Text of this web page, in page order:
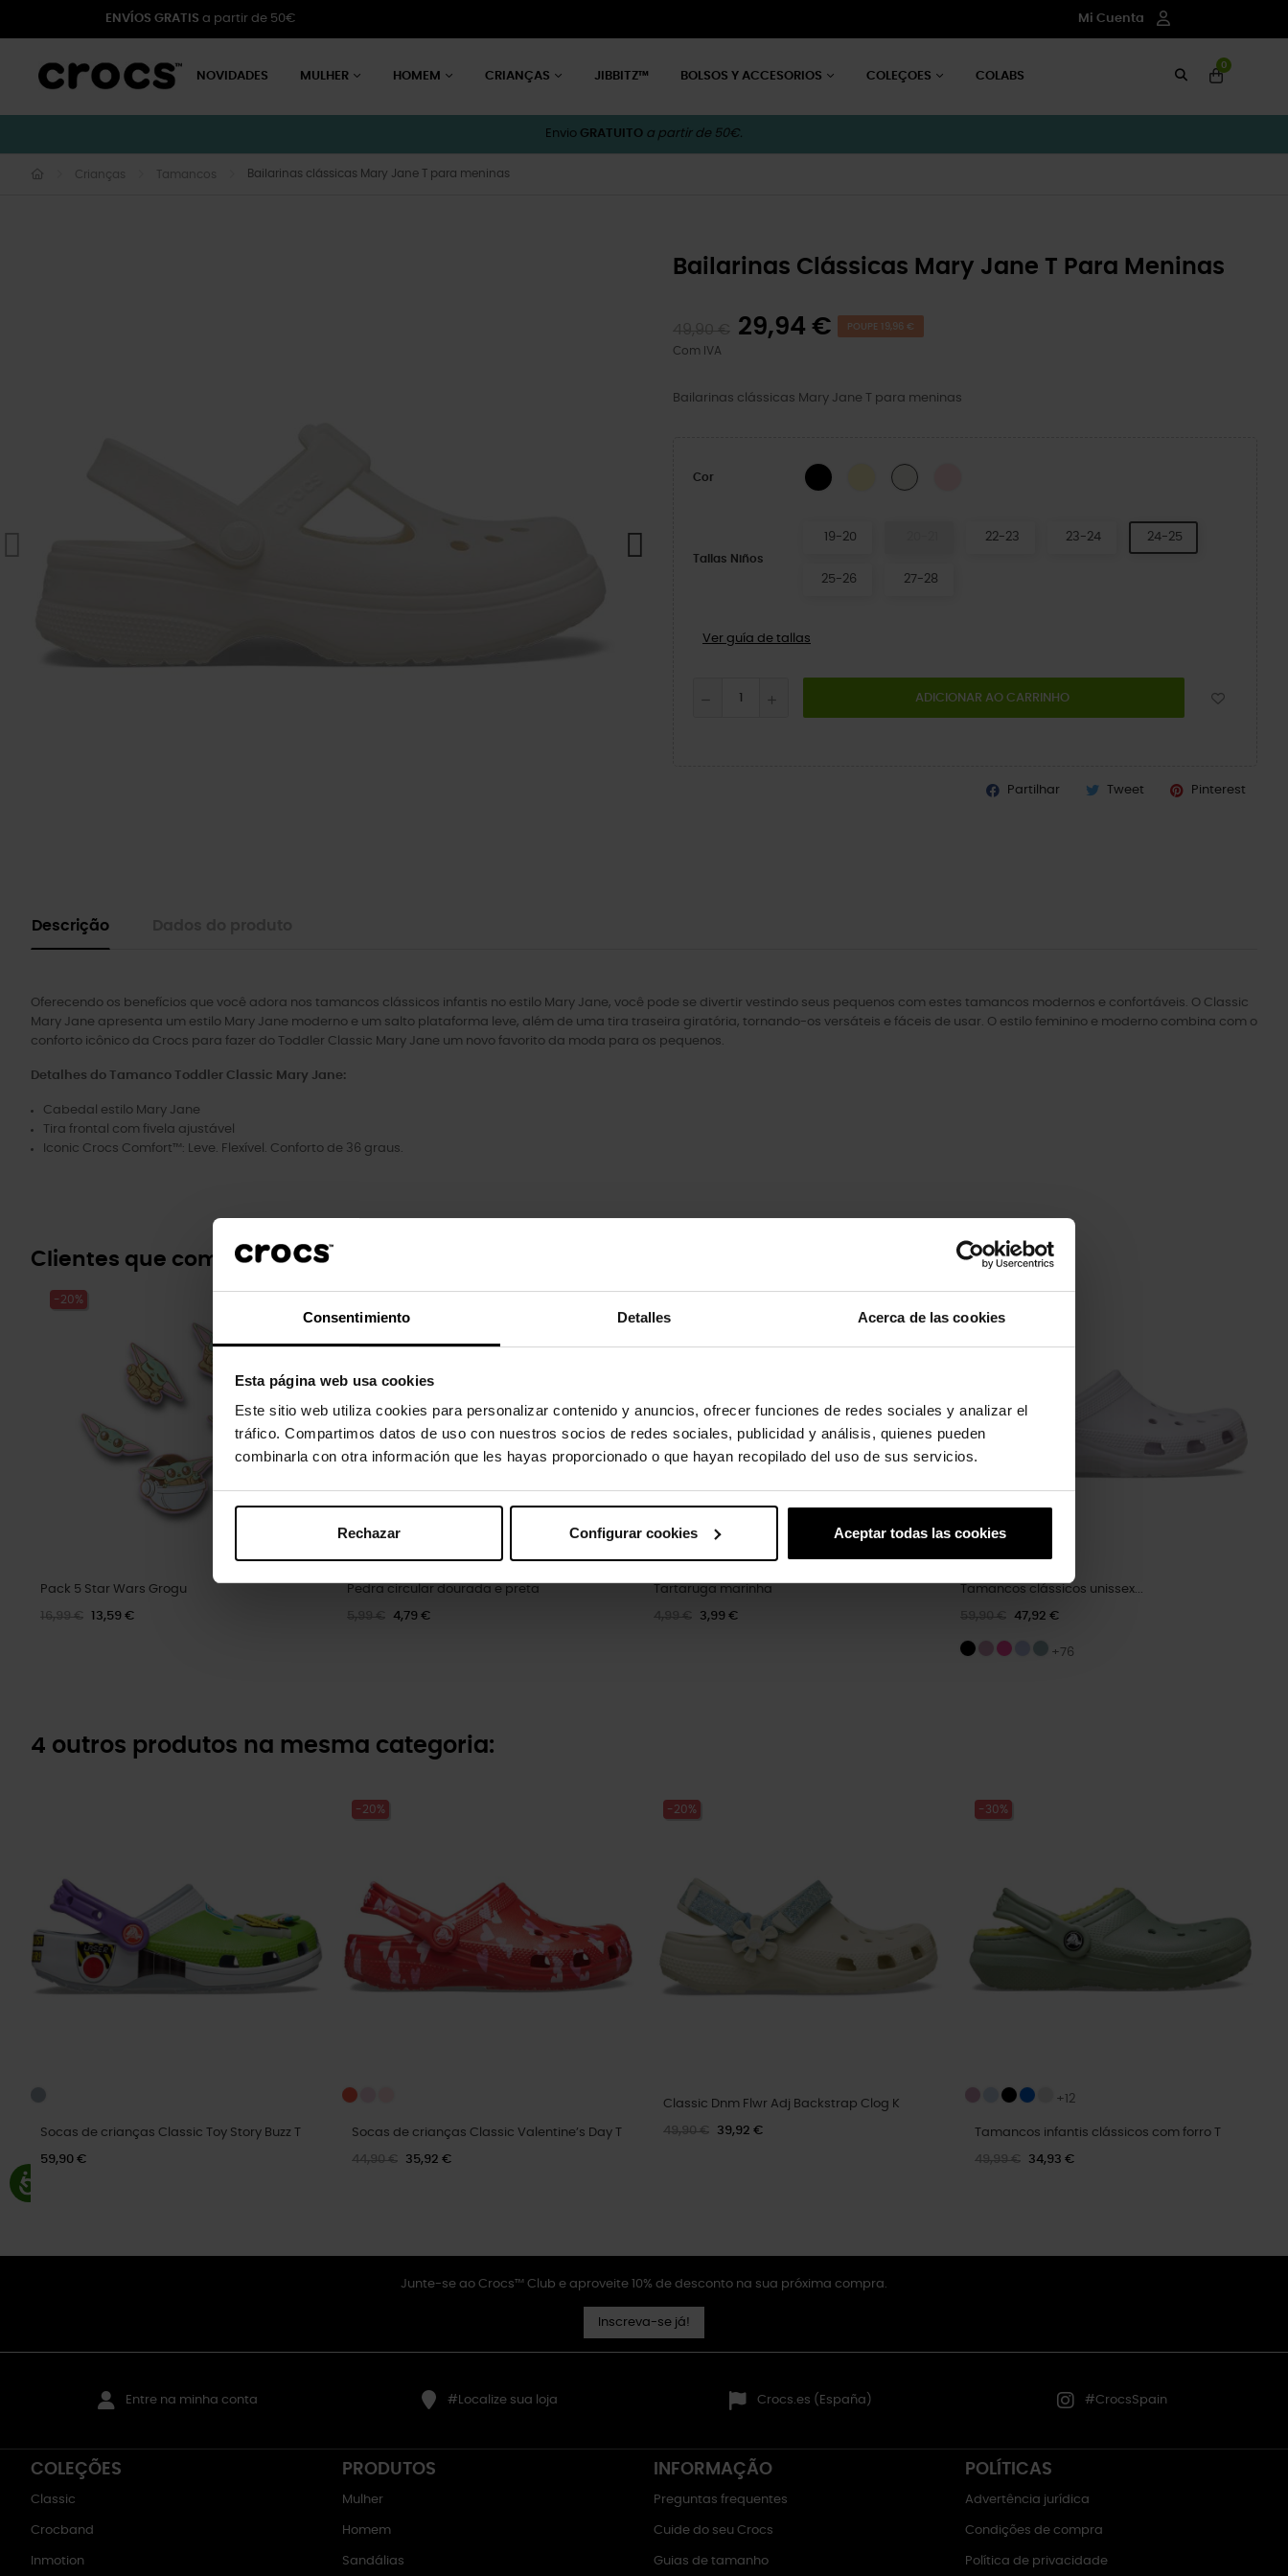
Consentimiento Detalles Acerca de las cookies
Esta página web usa cookies
Este sitio web utiliza cookies para personalizar contenido y anuncios, ofrecer funciones de redes sociales y analizar el
tráfico. Compartimos datos de uso con nuestros socios de redes sociales, publicidad y análisis, quienes pueden
combinarla con otra información que les hayas proporcionado o que hayan recopilado del uso de sus servicios.
Rechazar Configurar cookies Aceptar todas las cookies
ENVÍOS GRATIS a partir de 50€ Mi Cuenta
NOVIDADES MULHER HOMEM CRIANÇAS JIBBITZ™ BOLSOS Y ACCESORIOS COLEÇOES COLABS
0
Envio GRATUITO a partir de 50€.
Crianças Tamancos Bailarinas clássicas Mary Jane T para meninas
Bailarinas Clássicas Mary Jane T Para Meninas
29,94 € POUPE 19,96 €
Com IVA
Bailarinas clássicas Mary Jane T para meninas
Cor BLACK DaylilyChalk
Tallas Niños
19-20 22-23 23-24 24-25
25-26 27-28
Ver guía de tallas
ADICIONAR AO CARRINHO
Partilhar Tweet Pinterest
Descrição
Oferecendo os benefícios que você adora nos tamancos clássicos infantis no estilo Mary Jane, você pode se divertir vestindo seus pequenos com estes tamancos modernos e confortáveis. O Classic
Mary Jane apresenta um estilo Mary Jane moderno e um salto plataforma leve, além de uma tira traseira giratória, tornando-os versáteis e fáceis de usar. O estilo feminino e moderno combina com o
conforto icônico da Crocs para fazer do Toddler Classic Mary Jane um novo favorito da moda para os pequenos.
Detalhes do Tamanco Toddler Classic Mary Jane:
Cabedal estilo Mary Jane
Tira frontal com fivela ajustável
Iconic Crocs Comfort™: Leve. Flexível. Conforto de 36 graus.
Clientes que compraram este produto também compraram:
-20%
Pack 5 Star Wars Grogu
16,99 € 13,59 €
Pedra circular dourada e preta
4,79 €
Tartaruga marinha
3,99 €
Tamancos clássicos unissex...
47,92 €
+76
4 outros produtos na mesma categoria:
Socas de crianças Classic Toy Story Buzz T
59,90 €
-20%
Socas de crianças Classic Valentine’s Day T
44,90 € 35,92 €
-20%
Classic Dnm Flwr Adj Backstrap Clog K
49,90 € 39,92 €
-30%
+12
Tamancos infantis clássicos com forro T
49,99 € 34,93 €
Junte-se ao Crocs™ Club e aproveite 10% de desconto na sua próxima compra.
Inscreva-se já!
Entre na minha conta #Localize sua loja Crocs.es (España) #CrocsSpain
COLEÇÕES
Classic
Crocband
Inmotion
PRODUTOS
Mulher
Homem
Sandálias
INFORMAÇÃO
Preguntas frequentes
Cuide do seu Crocs
Guias de tamanho
POLÍTICAS
Advertência jurídica
Condições de compra
Política de privacidade